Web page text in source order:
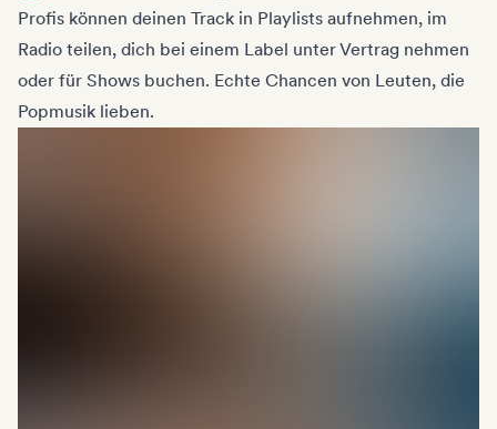
Profis können deinen Track in Playlists aufnehmen, im
Radio teilen, dich bei einem Label unter Vertrag nehmen
oder für Shows buchen. Echte Chancen von Leuten, die
Popmusik lieben.